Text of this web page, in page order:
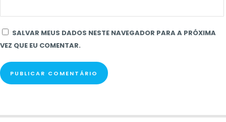
SALVAR MEUS DADOS NESTE NAVEGADOR PARA A PRÓXIMA
VEZ QUE EU COMENTAR.